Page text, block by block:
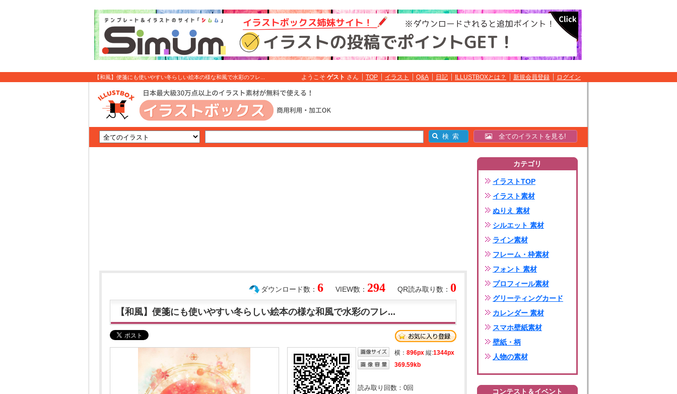
【和風】便箋にも使いやすい冬らしい絵本の様な和風で水彩のフレ...
ようこそ ゲスト さん TOP イラスト Q&A 日記 ILLUSTBOXとは？ 新規会員登録 ログイン
全てのイラストを見る!
QR読み取り数： 0
VIEW数： 294
ダウンロード数： 6
【和風】便箋にも使いやすい冬らしい絵本の様な和風で水彩のフレ...
横： 896px 縦:1344px
369.59kb
読み取り回数： 0回
カテゴリ
イラストTOP
イラスト素材
ぬりえ 素材
シルエット 素材
ライン素材
フレーム・枠素材
フォント 素材
プロフィール素材
グリーティングカード
カレンダー 素材
スマホ壁紙素材
壁紙・柄
人物の素材
コンテスト＆イベント